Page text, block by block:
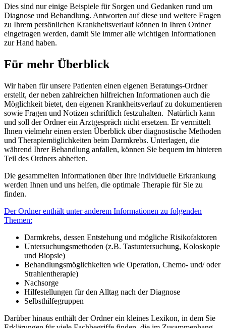
Dies sind nur einige Beispiele für Sorgen und Gedanken rund um
Diagnose und Behandlung. Antworten auf diese und weitere Fragen
zu Ihrem persönlichen Krankheitsverlauf können in Ihren Ordner
eingetragen werden, damit Sie immer alle wichtigen Informationen
zur Hand haben.
Für mehr Überblick
Wir haben für unsere Patienten einen eigenen Beratungs-Ordner
erstellt, der neben zahlreichen hilfreichen Informationen auch die
Möglichkeit bietet, den eigenen Krankheitsverlauf zu dokumentieren
sowie Fragen und Notizen schriftlich festzuhalten. Natürlich kann
und soll der Ordner ein Arztgespräch nicht ersetzen. Er vermittelt
Ihnen vielmehr einen ersten Überblick über diagnostische Methoden
und Therapiemöglichkeiten beim Darmkrebs. Unterlagen, die
während Ihrer Behandlung anfallen, können Sie bequem im hinteren
Teil des Ordners abheften.
Die gesammelten Informationen über Ihre individuelle Erkrankung
werden Ihnen und uns helfen, die optimale Therapie für Sie zu
finden.
Der Ordner enthält unter anderem Informationen zu folgenden
Themen:
Darmkrebs, dessen Entstehung und mögliche Risikofaktoren
Untersuchungsmethoden (z.B. Tastuntersuchung, Koloskopie
und Biopsie)
Behandlungsmöglichkeiten wie Operation, Chemo- und/ oder
Strahlentherapie)
Nachsorge
Hilfestellungen für den Alltag nach der Diagnose
Selbsthilfegruppen
Darüber hinaus enthält der Ordner ein kleines Lexikon, in dem Sie